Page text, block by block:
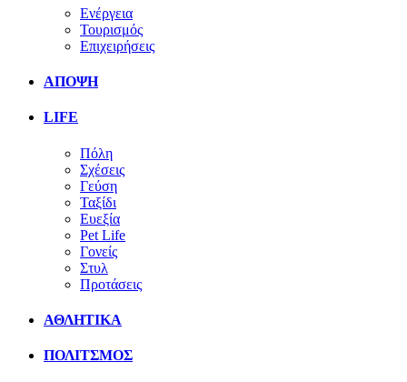
Ενέργεια
Τουρισμός
Επιχειρήσεις
ΑΠΟΨΗ
LIFE
Πόλη
Σχέσεις
Γεύση
Ταξίδι
Ευεξία
Pet Life
Γονείς
Στυλ
Προτάσεις
ΑΘΛΗΤΙΚΑ
ΠΟΛΙΤΣΜΟΣ